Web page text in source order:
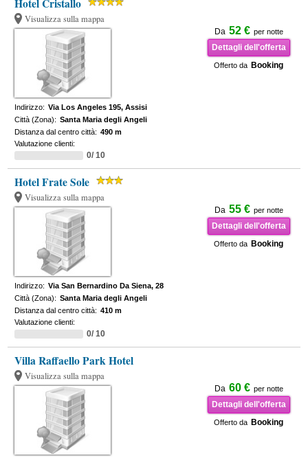
Hotel Cristallo
Visualizza sulla mappa
Da 52 € per notte
Dettagli dell'offerta
Offerto da Booking
Indirizzo: Via Los Angeles 195, Assisi
Città (Zona): Santa Maria degli Angeli
Distanza dal centro città: 490 m
Valutazione clienti:
0/ 10
Hotel Frate Sole
Visualizza sulla mappa
Da 55 € per notte
Dettagli dell'offerta
Offerto da Booking
Indirizzo: Via San Bernardino Da Siena, 28
Città (Zona): Santa Maria degli Angeli
Distanza dal centro città: 410 m
Valutazione clienti:
0/ 10
Villa Raffaello Park Hotel
Visualizza sulla mappa
Da 60 € per notte
Dettagli dell'offerta
Offerto da Booking